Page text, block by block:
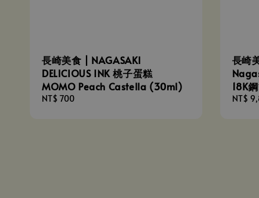
長崎美食 | NAGASAKI
DELICIOUS INK 桃子蛋糕
MOMO Peach Castella (30ml)
Regular
NT$ 700
長崎
18K
NT$